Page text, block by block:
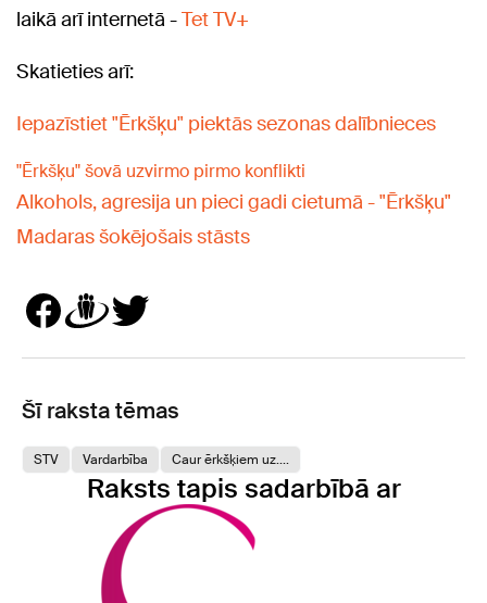
laikā arī internetā -Tet TV+
Skatieties arī:
Iepazīstiet "Ērkšķu" piektās sezonas dalībnieces
"Ērkšķu" šovā uzvirmo pirmo konflikti
Alkohols, agresija un pieci gadi cietumā - "Ērkšķu"
Madaras šokējošais stāsts
Šī raksta tēmas
STV Vardarbība Caur ērkšķiem uz....
Raksts tapis sadarbībā ar